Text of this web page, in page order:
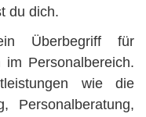
du dich.
Überbegriff für
im Personalbereich.
wie die
Personalberatung,